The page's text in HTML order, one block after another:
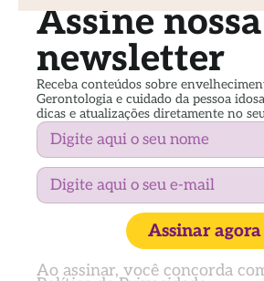
Assine nossa
newsletter
Receba conteúdos sobre
Gerontologia e cuidado da pessoa
dicas e atualizações diretamente no
Assinar agora
Ao assinar, você concorda